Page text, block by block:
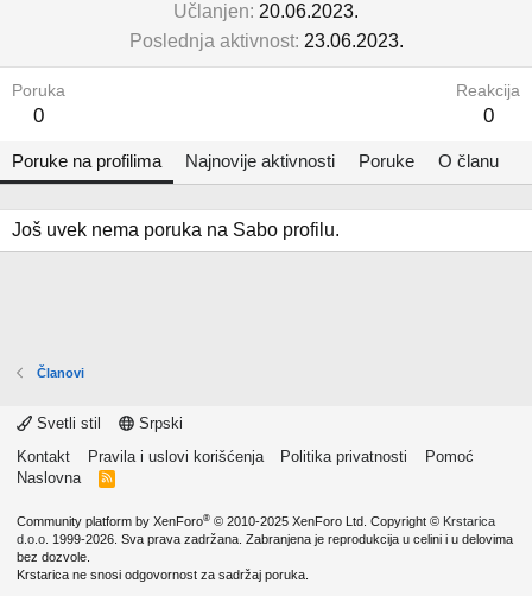
Učlanjen 20.06.2023.
Poslednja aktivnost 23.06.2023.
Poruka
0
Reakcija
0
Poruke na profilima Najnovije aktivnosti Poruke O članu
Još uvek nema poruka na Sabo profilu.
Članovi
Svetli stil
Srpski
Kontakt
Pravila i uslovi korišćenja Politika privatnosti
Pomoć
Naslovna
R
Community platform by XenForo® © 2010-2025 XenForo Ltd. Copyright © Krstarica
d.o.o. 1999-2026. Sva prava zadržana. Zabranjena je reprodukcija u celini i u delovima
bez dozvole.
Krstarica ne snosi odgovornost za sadržaj poruka.